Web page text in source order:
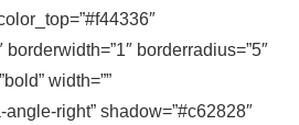
borderradius=”5″
width=””
right” shadow=”#c62828″